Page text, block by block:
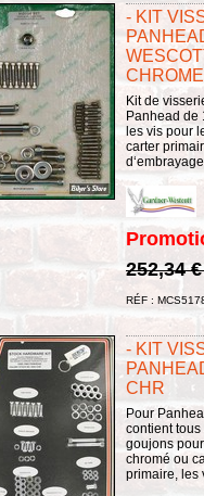
- KIT
CHROME
Kit de
Panhead de
les vis pour
carter
252,34
RÉF :
- KIT
CHR
Pour
contient
goujons
chromé ou
primaire, les